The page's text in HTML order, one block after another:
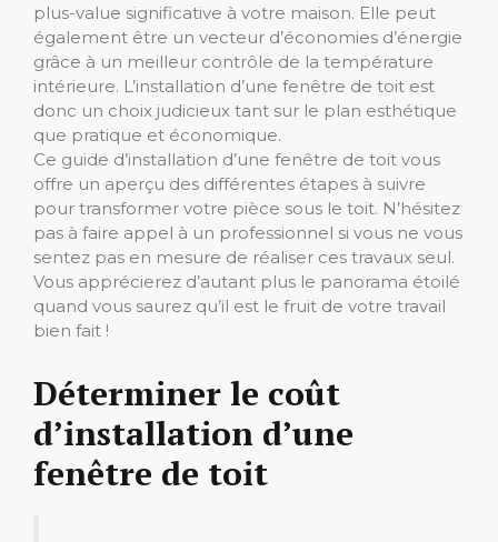
plus-value significative à votre maison. Elle peut
également être un vecteur d’économies d’énergie
grâce à un meilleur contrôle de la température
intérieure. L’installation d’une fenêtre de toit est
donc un choix judicieux tant sur le plan esthétique
que pratique et économique.
Ce guide d’installation d’une fenêtre de toit vous
offre un aperçu des différentes étapes à suivre
pour transformer votre pièce sous le toit. N’hésitez
pas à faire appel à un professionnel si vous ne vous
sentez pas en mesure de réaliser ces travaux seul.
Vous apprécierez d’autant plus le panorama étoilé
quand vous saurez qu’il est le fruit de votre travail
bien fait !
Déterminer le coût
d’installation d’une
fenêtre de toit